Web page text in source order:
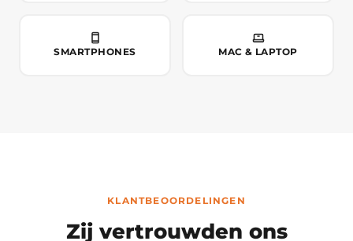
SMARTPHONES MAC & LAPTOP
KLANTBEOORDELINGEN
Zij vertrouwden ons